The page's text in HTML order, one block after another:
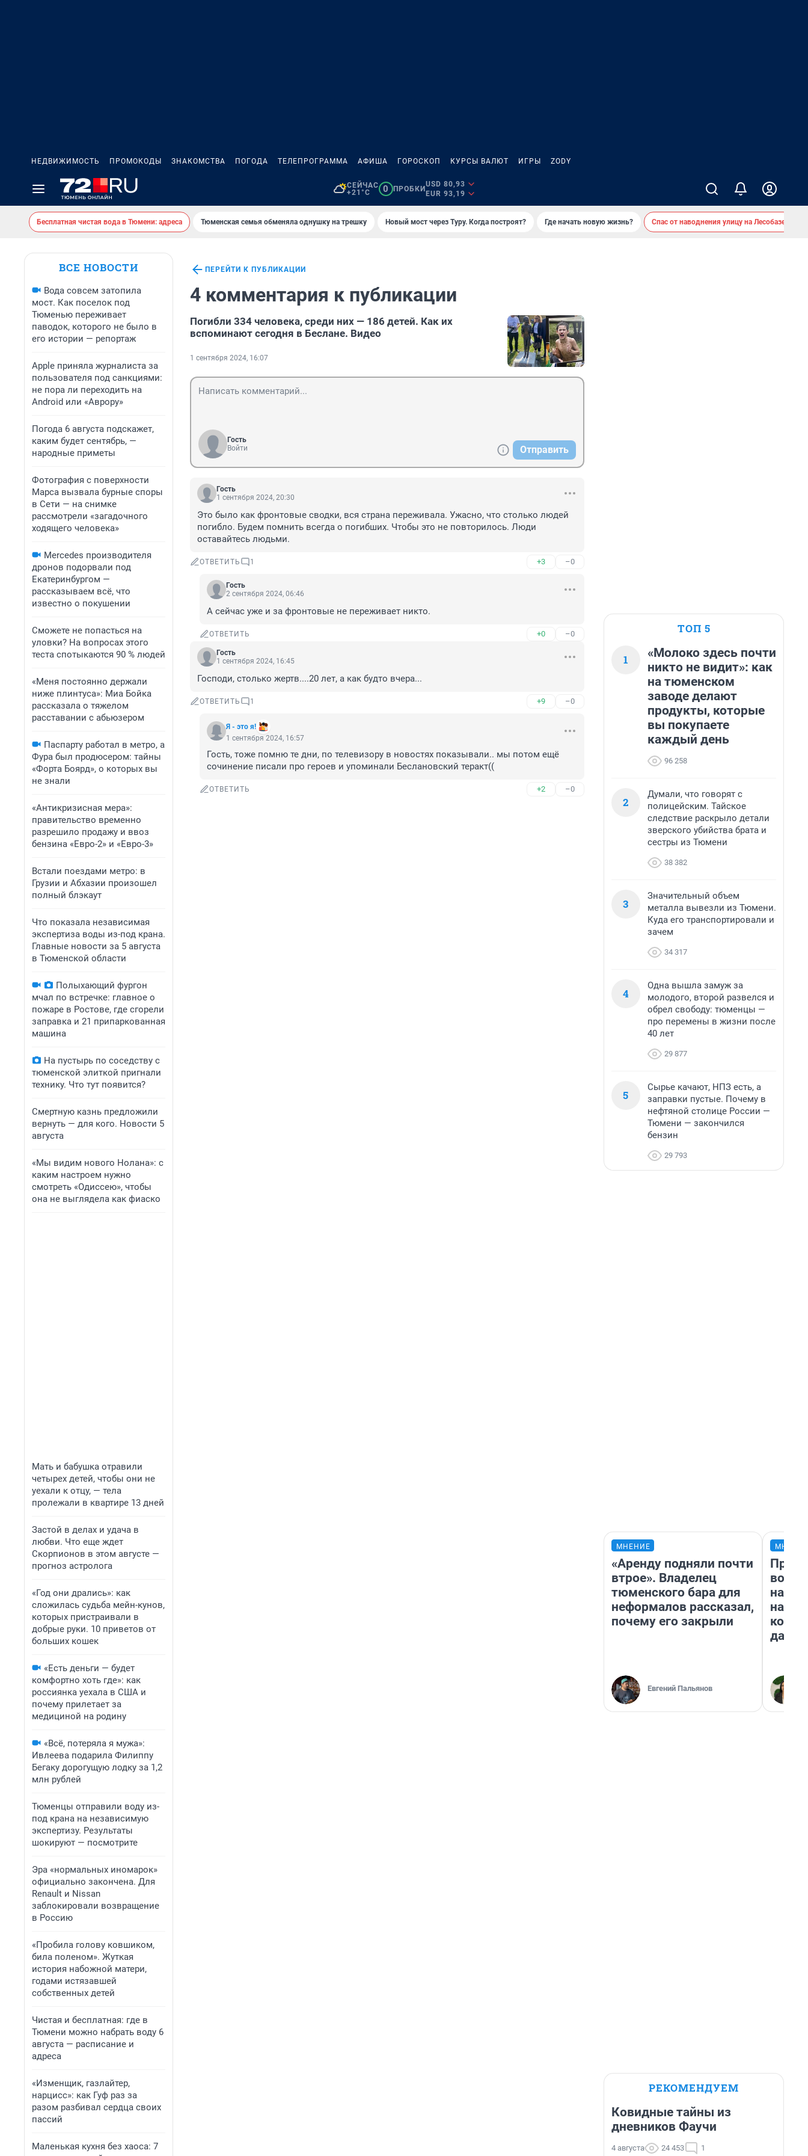
НЕДВИЖИМОСТЬ ПРОМОКОДЫ ЗНАКОМСТВА ПОГОДА ТЕЛЕПРОГРАММА АФИША ГОРОСКОП КУРСЫ ВАЛЮТ ИГРЫ ZODY
СЕЙЧАС
+21°C
0 ПРОБКИ
USD 80,93
EUR 93,19
Бесплатная чистая вода в Тюмени: адреса Тюменская семья обменяла однушку на трешку Новый мост через Туру. Когда построят? Где начать новую жизнь? Спас от наводнения улицу на Лесобазе
ВСЕ НОВОСТИ
Вода совсем затопила
мост. Как поселок под
Тюменью переживает
паводок, которого не было в
его истории — репортаж
Apple приняла журналиста за
пользователя под санкциями:
не пора ли переходить на
Android или «Аврору»
Погода 6 августа подскажет,
каким будет сентябрь, —
народные приметы
Фотография с поверхности
Марса вызвала бурные споры
в Сети — на снимке
рассмотрели «загадочного
ходящего человека»
Mercedes производителя
дронов подорвали под
Екатеринбургом —
рассказываем всё, что
известно о покушении
Сможете не попасться на
уловки? На вопросах этого
теста спотыкаются 90 % людей
«Меня постоянно держали
ниже плинтуса»: Миа Бойка
рассказала о тяжелом
расставании с абьюзером
Паспарту работал в метро, а
Фура был продюсером: тайны
«Форта Боярд», о которых вы
не знали
«Антикризисная мера»:
правительство временно
разрешило продажу и ввоз
бензина «Евро-2» и «Евро-3»
Встали поездами метро: в
Грузии и Абхазии произошел
полный блэкаут
Что показала независимая
экспертиза воды из-под крана.
Главные новости за 5 августа
в Тюменской области
Полыхающий фургон
мчал по встречке: главное о
пожаре в Ростове, где сгорели
заправка и 21 припаркованная
машина
На пустырь по соседству с
тюменской элиткой пригнали
технику. Что тут появится?
Смертную казнь предложили
вернуть — для кого. Новости 5
августа
«Мы видим нового Нолана»: с
каким настроем нужно
смотреть «Одиссею», чтобы
она не выглядела как фиаско
Мать и бабушка отравили
четырех детей, чтобы они не
уехали к отцу, — тела
пролежали в квартире 13 дней
Застой в делах и удача в
любви. Что еще ждет
Скорпионов в этом августе —
прогноз астролога
«Год они дрались»: как
сложилась судьба мейн-кунов,
которых пристраивали в
добрые руки. 10 приветов от
больших кошек
«Есть деньги — будет
комфортно хоть где»: как
россиянка уехала в США и
почему прилетает за
медициной на родину
«Всё, потеряла я мужа»:
Ивлеева подарила Филиппу
Бегаку дорогущую лодку за 1,2
млн рублей
Тюменцы отправили воду из-
под крана на независимую
экспертизу. Результаты
шокируют — посмотрите
Эра «нормальных иномарок»
официально закончена. Для
Renault и Nissan
заблокировали возвращение
в Россию
«Пробила голову ковшиком,
била поленом». Жуткая
история набожной матери,
годами истязавшей
собственных детей
Чистая и бесплатная: где в
Тюмени можно набрать воду 6
августа — расписание и
адреса
«Изменщик, газлайтер,
нарцисс»: как Гуф раз за
разом разбивал сердца своих
пассий
Маленькая кухня без хаоса: 7
ПЕРЕЙТИ К ПУБЛИКАЦИИ
4 комментария к публикации
Погибли 334 человека, среди них — 186 детей. Как их
вспоминают сегодня в Беслане. Видео
1 сентября 2024, 16:07
Гость
Войти
Отправить
Гость
1 сентября 2024, 20:30
Это было как фронтовые сводки, вся страна переживала. Ужасно, что столько людей
погибло. Будем помнить всегда о погибших. Чтобы это не повторилось. Люди
оставайтесь людьми.
ОТВЕТИТЬ 1 +3 –0
Гость
2 сентября 2024, 06:46
А сейчас уже и за фронтовые не переживает никто.
ОТВЕТИТЬ +0 –0
Гость
1 сентября 2024, 16:45
Господи, столько жертв....20 лет, а как будто вчера...
ОТВЕТИТЬ 1 +9 –0
Я - это я!
1 сентября 2024, 16:57
Гость, тоже помню те дни, по телевизору в новостях показывали.. мы потом ещё
сочинение писали про героев и упоминали Беслановский теракт((
ОТВЕТИТЬ +2 –0
ТОП 5
1
«Молоко здесь почти
никто не видит»: как
на тюменском
заводе делают
продукты, которые
вы покупаете
каждый день
96 258
2
Думали, что говорят с
полицейским. Тайское
следствие раскрыло детали
зверского убийства брата и
сестры из Тюмени
38 382
3
Значительный объем
металла вывезли из Тюмени.
Куда его транспортировали и
зачем
34 317
4
Одна вышла замуж за
молодого, второй развелся и
обрел свободу: тюменцы —
про перемены в жизни после
40 лет
29 877
5
Сырье качают, НПЗ есть, а
заправки пустые. Почему в
нефтяной столице России —
Тюмени — закончился
бензин
29 793
МНЕНИЕ
«Аренду подняли почти
втрое». Владелец
тюменского бара для
неформалов рассказал,
почему его закрыли
Евгений Пальянов
нам
даже
РЕКОМЕНДУЕМ
Ковидные тайны из
дневников Фаучи
4 августа 24 453 1